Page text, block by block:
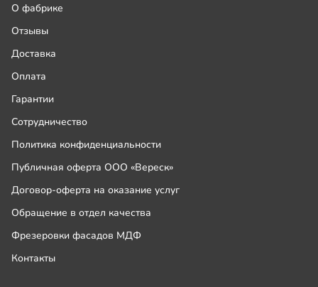
О фабрике
Отзывы
Доставка
Оплата
Гарантии
Сотрудничество
Политика конфиденциальности
Публичная оферта ООО «Вереск»
Договор-оферта на оказание услуг
Обращение в отдел качества
Фрезеровки фасадов МДФ
Контакты